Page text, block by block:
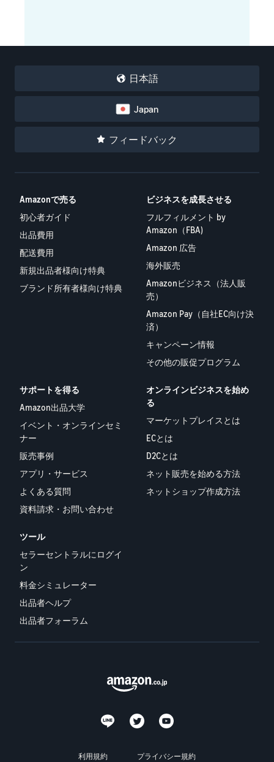
日本語
Japan
フィードバック
Amazonで売る
初心者ガイド
出品費用
配送費用
新規出品者様向け特典
ブランド所有者様向け特典
ビジネスを成長させる
フルフィルメント by
Amazon（FBA)
Amazon 広告
海外販売
Amazonビジネス（法人販
売）
Amazon Pay（自社EC向け決
済）
キャンペーン情報
その他の販促プログラム
サポートを得る
Amazon出品大学
イベント・オンラインセミ
ナー
販売事例
アプリ・サービス
よくある質問
資料請求・お問い合わせ
オンラインビジネスを始め
る
マーケットプレイスとは
ECとは
D2Cとは
ネット販売を始める方法
ネットショップ作成方法
ツール
セラーセントラルにログイ
ン
料金シミュレーター
出品者ヘルプ
出品者フォーラム
利用規約 プライバシー規約